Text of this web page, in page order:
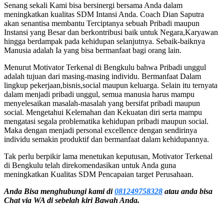
Senang sekali Kami bisa bersinergi bersama Anda dalam
meningkatkan kualitas SDM Intansi Anda. Coach Dian Saputra
akan senantisa membantu Terciptanya sebuah Pribadi maupun
Instansi yang Besar dan berkontribusi baik untuk Negara,Karyawan
hingga berdampak pada kehidupan selanjutnya. Sebaik-baiknya
Manusia adalah Ia yang bisa bermanfaat bagi orang lain.
Menurut Motivator Terkenal di Bengkulu bahwa Pribadi unggul
adalah tujuan dari masing-masing individu. Bermanfaat Dalam
lingkup pekerjaan,bisnis,social maupun keluarga. Selain itu ternyata
dalam menjadi pribadi unggul, semua manusia harus mampu
menyelesaikan masalah-masalah yang bersifat pribadi maupun
social. Mengetahui Kelemahan dan Kekuatan diri serta mampu
mengatasi segala problematika kehidupan pribadi maupun social.
Maka dengan menjadi personal excellence dengan sendirinya
individu semakin produktif dan bermanfaat dalam kehidupannya.
Tak perlu berpikir lama menetukan keputusan, Motivator Terkenal
di Bengkulu telah direkomendasikan untuk Anda guna
meningkatkan Kualitas SDM Pencapaian target Perusahaan.
Anda Bisa menghubungi kami di081249758328 atau anda bisa
Chat via WA di sebelah kiri Bawah Anda.